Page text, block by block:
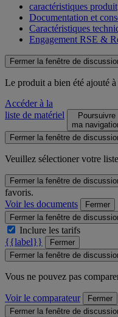
caractéristiques produit
Documentation et
Caractéristiques
Engagement RSE &
Fermer la fenêtre de
Le produit a bien été ajouté
Accéder à la
liste de matériel
Poursuivre
ma
Fermer la fenêtre de
Veuillez sélectioner votre liste
Fermer la fenêtre de
favoris.
Voir les documents
Fermer
Fermer la fenêtre de
Inclure les tarifs
{{label}}
Fermer
Fermer la fenêtre de
Vous ne pouvez pas
Voir le comparateur
Fermer
Fermer la fenêtre de